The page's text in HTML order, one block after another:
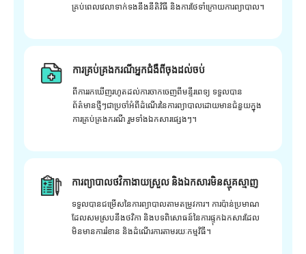
គ្រប់ពេលវេលាទាក់ទងនឹងនីតិវិធី និងការថែទាំក្រោយការព្យាបាល។
ការគ្រប់គ្រងករណីអ្នកជំងឺពីចុងដល់ចប់
ពីការរកឃើញរហូតដល់ការចាកចេញពីមន្ទីរពេទ្យ ទទួលបាន
ព័ត៌មានថ្មីៗជាប្រចាំអំពីដំណើរនៃការព្យាបាលដោយមានជំនួយក្នុង
ការគ្រប់គ្រងករណី រួមទាំងឯកសារផ្សេងៗ។
ការព្យាបាលថវិកាងាយស្រួល និងឯកសារមិនស្មុគស្មាញ
ទទួលបានជម្រើសនៃការព្យាបាលតាមតម្រូវការ។ ការប៉ាន់ប្រមាណ
ដែលសមស្របនឹងថវិកា និងបទពិសោធន៍នៃការផ្ទុកឯកសារដែល
មិនមានការរំខាន និងដំណើរការតាមរយៈកម្មវិធី។